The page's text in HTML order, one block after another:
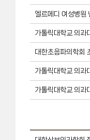
엘르메디 여성병원
가톨릭대학교 의
대한초음파의학회
가톨릭대학교 의과
가톨릭대학교 의과